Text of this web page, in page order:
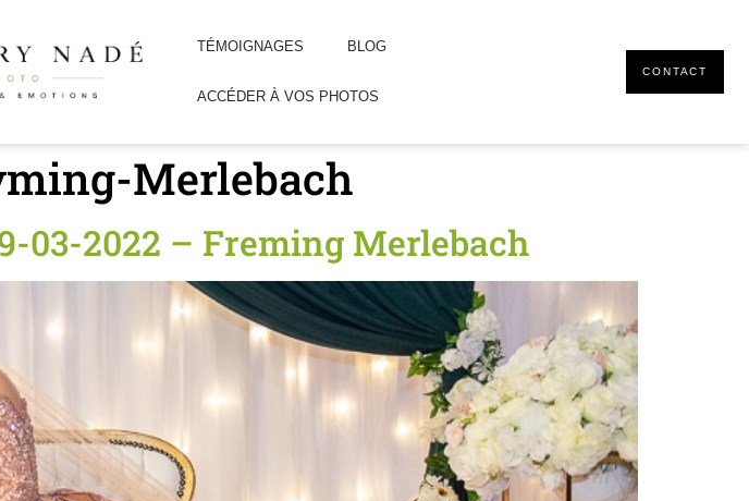
TÉMOIGNAGES BLOG
ACCÉDER À VOS PHOTOS
CONTACT
Merlebach
03-2022 – Freming Merlebach